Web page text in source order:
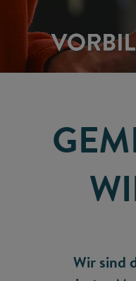
Wir sind